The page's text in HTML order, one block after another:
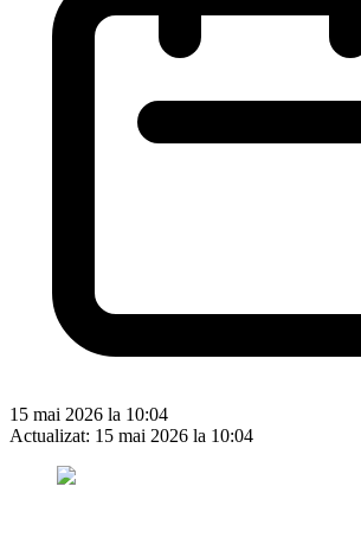
15 mai 2026 la 10:04
Actualizat: 15 mai 2026 la 10:04